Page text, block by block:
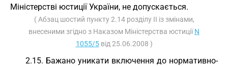
Міністерстві юстиції України, не допускається.
( Абзац шостий пункту 2.14 розділу II із змінами,
внесеними згідно з Наказом Міністерства юстиціїN
1055/5від 25.06.2008 )
2.15. Бажано уникати включення до нормативно-